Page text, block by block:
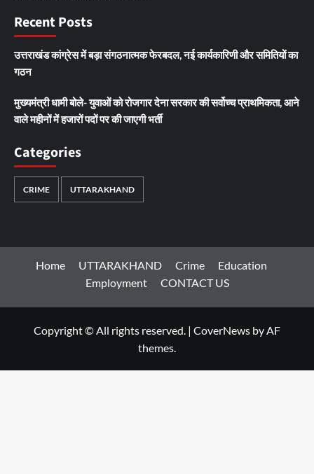
Recent Posts
उत्तराखंड कांग्रेस में बड़ा संगठनात्मक फेरबदल, नई कार्यकारिणी और समितियों का
गठन
मुख्यमंत्री धामी बोले- युवाओं को रोजगार देना सरकार की सर्वोच्च प्राथमिकता, आने
वाले महीनों में हजारों पदों पर की जाएगी भर्ती
Categories
CRIME UTTARAKHAND
Home UTTARAKHAND Crime
Education
Employment
CONTACT US
Copyright © All rights reserved. | CoverNews by AF
themes.